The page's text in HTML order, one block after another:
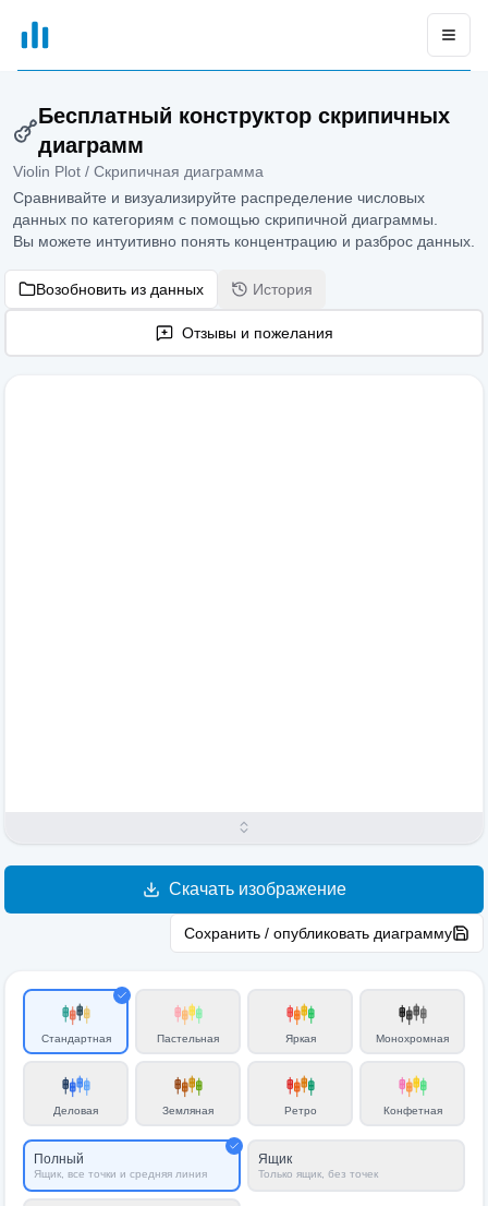
xGrapher
Бесплатный конструктор скрипичных
диаграмм
Violin Plot / Скрипичная диаграмма
Сравнивайте и визуализируйте распределение числовых
данных по категориям с помощью скрипичной диаграммы.
Вы можете интуитивно понять концентрацию и разброс данных.
Возобновить из данных История
Отзывы и пожелания
Скачать изображение
Сохранить / опубликовать диаграмму
Стандартная Пастельная Яркая Монохромная
Деловая Земляная Ретро Конфетная
Полный
Ящик, все точки и средняя линия
Ящик
Только ящик, без точек